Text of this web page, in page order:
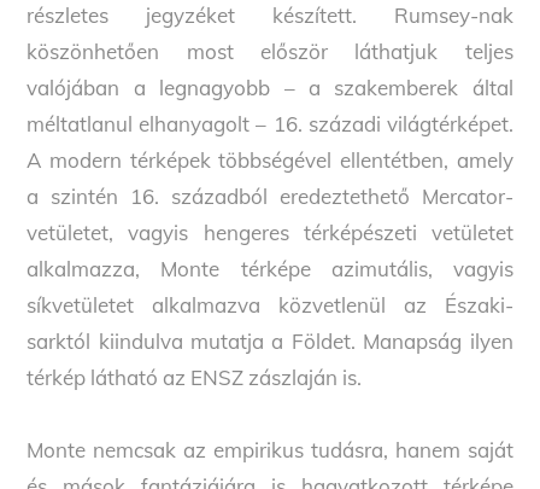
részletes jegyzéket készített. Rumsey-nak
köszönhetően most először láthatjuk teljes
valójában a legnagyobb – a szakemberek által
méltatlanul elhanyagolt – 16. századi világtérképet.
A modern térképek többségével ellentétben, amely
a szintén 16. századból eredeztethető Mercator-
vetületet, vagyis hengeres térképészeti vetületet
alkalmazza, Monte térképe azimutális, vagyis
síkvetületet alkalmazva közvetlenül az Északi-
sarktól kiindulva mutatja a Földet. Manapság ilyen
térkép látható az ENSZ zászlaján is.
Monte nemcsak az empirikus tudásra, hanem saját